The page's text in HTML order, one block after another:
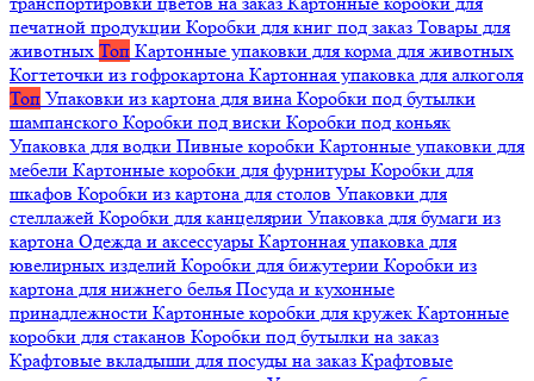
печатной продукции Коробки для книг под заказ Товары для
животных Топ Картонные упаковки для корма для животных
Когтеточки из гофрокартона Картонная упаковка для алкоголя
Топ Упаковки из картона для вина Коробки под бутылки
шампанского Коробки под виски Коробки под коньяк
Упаковка для водки Пивные коробки Картонные упаковки для
мебели Картонные коробки для фурнитуры Коробки для
шкафов Коробки из картона для столов Упаковки для
стеллажей Коробки для канцелярии Упаковка для бумаги из
картона Одежда и аксессуары Картонная упаковка для
ювелирных изделий Коробки для бижутерии Коробки из
картона для нижнего белья Посуда и кухонные
принадлежности Картонные коробки для кружек Картонные
коробки для стаканов Коробки под бутылки на заказ
Крафтовые вкладыши для посуды на заказ Крафтовые